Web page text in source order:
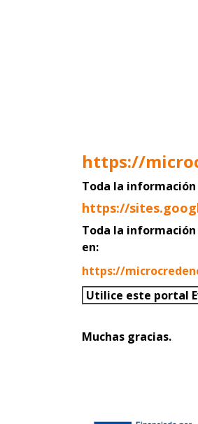
https://
Toda la información
https://
Toda la
en:
https://
Utilice este portal
Muchas gracias.